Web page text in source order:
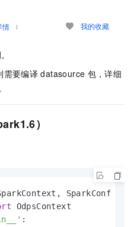
情 我的收藏
需要编译 datasource 包，详细
）
: